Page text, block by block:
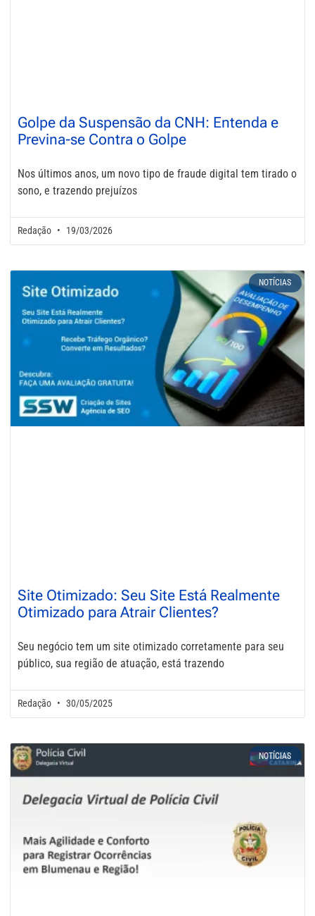
Golpe da Suspensão da CNH: Entenda e
Previna-se Contra o Golpe
Nos últimos anos, um novo tipo de fraude digital tem tirado o
sono, e trazendo prejuízos
Redação 19/03/2026
NOTÍCIAS
Site Otimizado: Seu Site Está Realmente
Otimizado para Atrair Clientes?
Seu negócio tem um site otimizado corretamente para seu
público, sua região de atuação, está trazendo
Redação 30/05/2025
NOTÍCIAS